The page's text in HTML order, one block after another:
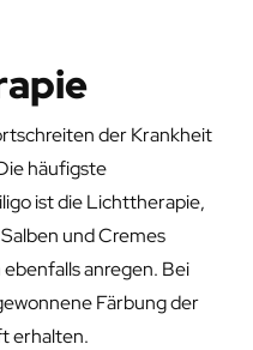
der Krankheit
häufigste
ist die Lichttherapie,
und Cremes
anregen. Bei
Färbung der
erhalten.